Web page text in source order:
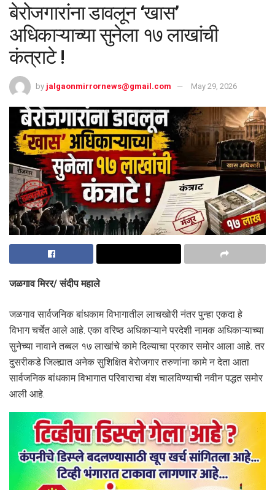
बेरोजगारांना डावलून ‘खास’
अधिकाऱ्याच्या सुनेला १७ लाखांची
कंत्राटे !
by jalgaonmirrornews@gmail.com May 29, 2026
जळगाव मिरर/ संदीप महाले
जळगाव सार्वजनिक बांधकाम विभागातील लाचखोरी नंतर पुन्हा एकदा हे
विभाग चर्चेत आले आहे. एका वरिष्ठ अधिकाऱ्याने परदेशी नामक अधिकाऱ्याच्या
सुनेच्या नावाने तब्बल १७ लाखांचे कामे दिल्याचा प्रकार समोर आला आहे. तर
दुसरीकडे जिल्ह्यात अनेक सुशिक्षित बेरोजगार तरुणांना कामे न देता आता
सार्वजनिक बांधकाम विभागात परिवाराचा वंश चालविण्याची नवीन पद्धत समोर
आली आहे.